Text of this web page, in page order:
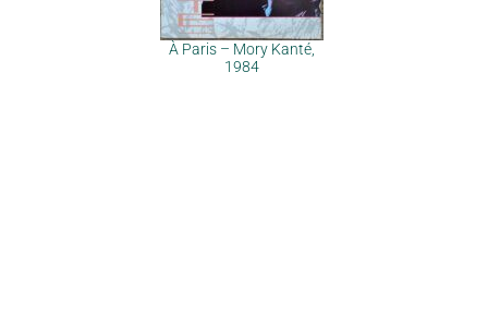
À Paris – Mory Kanté,
1984